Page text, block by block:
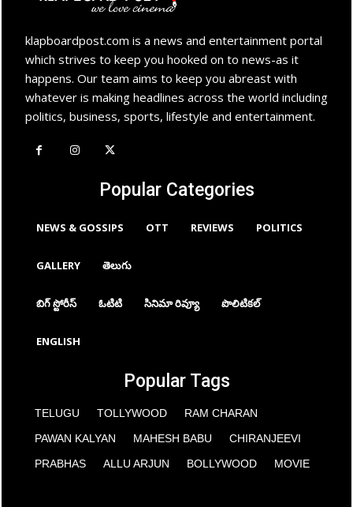
klapboardpost.com is a news and entertainment portal
which strives to keep you hooked on to news-as it
happens. Our team aims to keep you abreast with
whatever is making headlines across the world including
politics, business, sports, lifestyle and entertainment.
Popular Categories
NEWS & GOSSIPS OTT REVIEWS POLITICS
GALLERY తెలుగు
బిగ్ స్టోరీస్ ఓటిటి సినిమా రివ్యూ పొలిటికల్
ENGLISH
Popular Tags
TELUGU TOLLYWOOD
RAM CHARAN
PAWAN KALYAN
MAHESH BABU
CHIRANJEEVI
PRABHAS
ALLU ARJUN BOLLYWOOD MOVIE